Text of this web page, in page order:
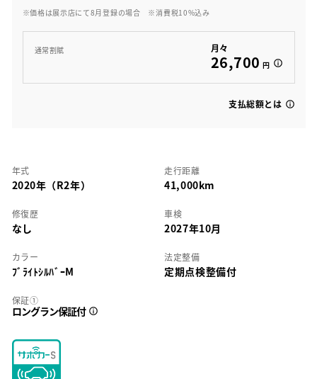
※価格は展示店にて8月登録の場合 ※消費税10%込み
通常割賦 月々
26,700 円
支払総額とは
年式
2020年（R2年）
走行距離
41,000km
修復歴
なし
車検
2027年10月
カラー
ﾌﾞﾗｲﾄｼﾙﾊﾞｰM
法定整備
定期点検整備付
保証①
ロングラン保証付